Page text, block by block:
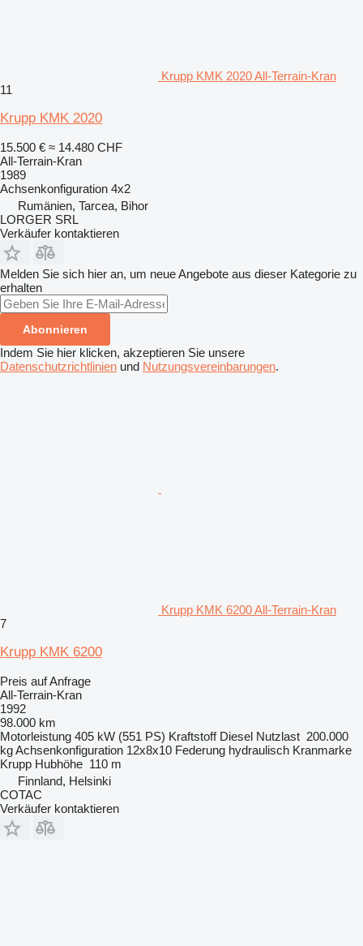
Krupp KMK 2020 All-Terrain-Kran
11
Krupp KMK 2020
15.500 € ≈ 14.480 CHF
All-Terrain-Kran
1989
Achsenkonfiguration 4x2
Rumänien, Tarcea, Bihor
LORGER SRL
Verkäufer kontaktieren
Melden Sie sich hier an, um neue Angebote aus dieser Kategorie zu
erhalten
Abonnieren
Indem Sie hier klicken, akzeptieren Sie unsere
Datenschutzrichtlinien und Nutzungsvereinbarungen.
Krupp KMK 6200 All-Terrain-Kran
7
Krupp KMK 6200
Preis auf Anfrage
All-Terrain-Kran
1992
98.000 km
Motorleistung 405 kW (551 PS) Kraftstoff Diesel Nutzlast 200.000
kgAchsenkonfiguration 12x8x10 Federung hydraulisch Kranmarke
Krupp Hubhöhe 110 m
Finnland, Helsinki
COTAC
Verkäufer kontaktieren